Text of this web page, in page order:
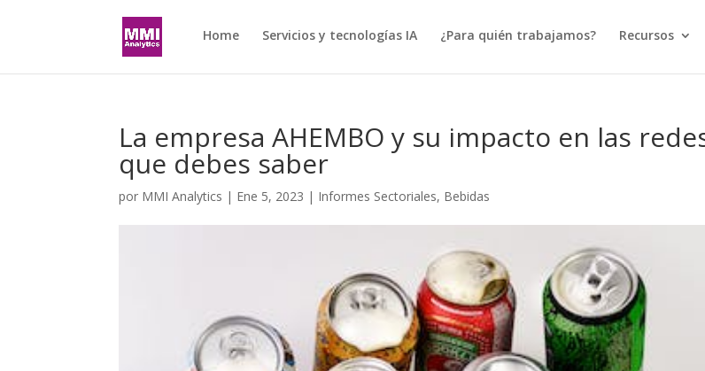
Home Servicios y tecnologías IA ¿Para quién trabajamos? Recursos
La empresa AHEMBO y su impacto en las
que debes saber
por MMI Analytics | Ene 5, 2023 | Informes Sectoriales, Bebidas